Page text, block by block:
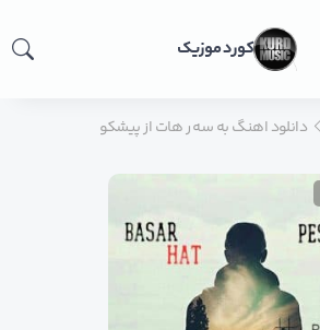
کورد موزیک
دانلود اهنگ به سه ر هات از پیشکو